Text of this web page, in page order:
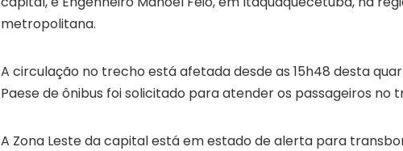
metropolitana.
A circulação no trecho está afetada desde as 15h48 desta
Paese de ônibus foi solicitado para atender os passageiros no
A Zona Leste da capital está em estado de alerta para